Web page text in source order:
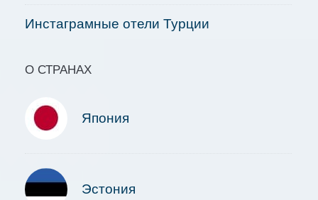
Инстаграмные отели Турции
О СТРАНАХ
Япония
Эстония